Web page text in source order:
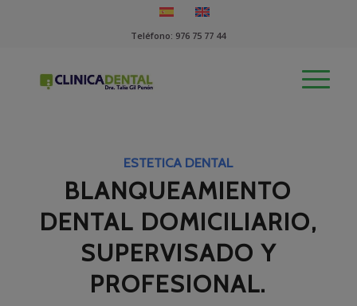
Teléfono: 976 75 77 44
ESTETICA DENTAL
BLANQUEAMIENTO
DENTAL DOMICILIARIO,
SUPERVISADO Y
PROFESIONAL.